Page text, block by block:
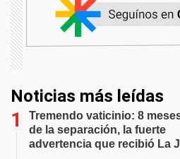
Noticias más leídas
Tremendo vaticinio: 8
de la separación, la fuerte
advertencia que recibió La